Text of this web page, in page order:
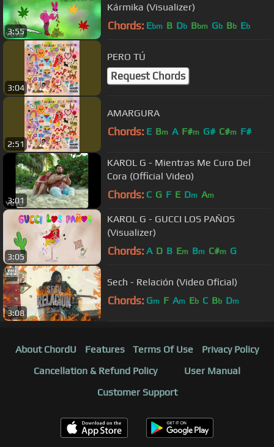
3:55
Kármika (Visualizer)
Chords: Ebm B Db Bbm Gb Bb Eb
3:04
PERO TÚ
Request Chords
2:51
AMARGURA
Chords: E Bm A F#m G# C#m F#
3:01
KAROL G - Mientras Me Curo Del
Cora (Official Video)
Chords: C G F E Dm Am
3:05
KAROL G - GUCCI LOS PAÑOS
(Visualizer)
Chords: A D B Em Bm C#m G
3:08
Sech - Relación (Video Oficial)
Chords: Gm F Am Eb C Bb Dm
About ChordU Features Terms Of Use
Privacy Policy
Cancellation & Refund Policy
User Manual
Customer Support